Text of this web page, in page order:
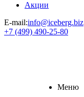
Акции
E-mail:info@iceberg.biz
+7 (499) 490-25-80
Меню